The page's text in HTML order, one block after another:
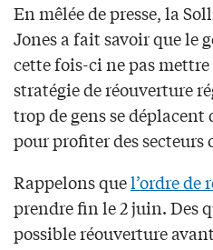
En mêlée de presse, la
Jones a fait savoir que le
cette fois-ci ne pas mettre
stratégie de réouverture
trop de gens se déplacent
pour profiter des secteurs
Rappelons quel’ordre de
prendre fin le 2 juin. Des
possible réouverture